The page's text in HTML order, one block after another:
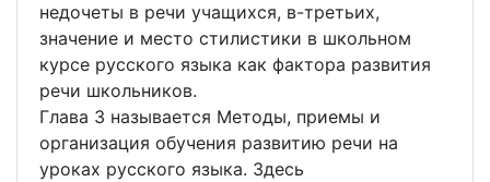
недочеты в речи учащихся, в-третьих,
значение и место стилистики в школьном
курсе русского языка как фактора развития
речи школьников.
Глава 3 называется Методы, приемы и
организация обучения развитию речи на
уроках русского языка. Здесь